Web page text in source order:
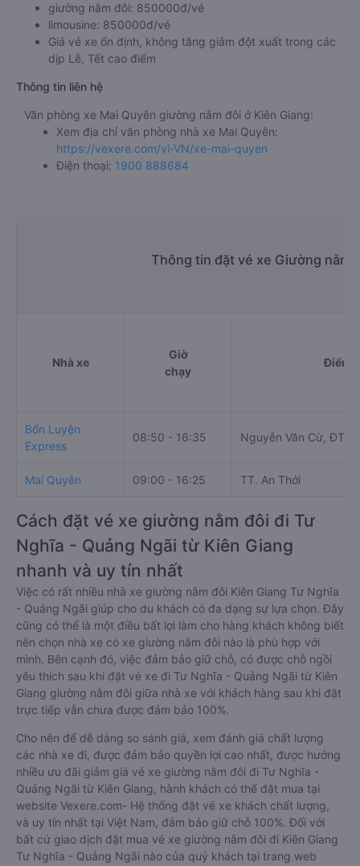
giường nằm đôi: 850000đ/vé
limousine: 850000đ/vé
Giá vé xe ổn định, không tăng giảm đột xuất trong các
dịp Lễ, Tết cao điểm
Thông tin liên hệ
Văn phòng xe Mai Quyên giường nằm đôi ở Kiên Giang:
Xem địa chỉ văn phòng nhà xe Mai Quyên:
https://vexere.com/vi-VN/xe-mai-quyen
Điện thoại: 1900 888684
Thông tin đặt vé xe Giường nằm
Nhà xe
Giờ
chạy
Điểm
Bốn Luyện
Express
08:50 - 16:35 Nguyễn Văn Cừ, ĐT46
Mai Quyên 09:00 - 16:25 TT. An Thới
Cách đặt vé xe giường nằm đôi đi Tư
Nghĩa - Quảng Ngãi từ Kiên Giang
nhanh và uy tín nhất
Việc có rất nhiều nhà xe giường nằm đôi Kiên Giang Tư Nghĩa
- Quảng Ngãi giúp cho du khách có đa dạng sự lựa chọn. Đây
cũng có thể là một điều bất lợi làm cho hàng khách không biết
nên chọn nhà xe có xe giường nằm đôi nào là phù hợp với
mình. Bên cạnh đó, việc đảm bảo giữ chỗ, có được chỗ ngồi
yêu thích sau khi đặt vé xe đi Tư Nghĩa - Quảng Ngãi từ Kiên
Giang giường nằm đôi giữa nhà xe với khách hàng sau khi đặt
trực tiếp vẫn chưa được đảm bảo 100%.
Cho nên để dễ dàng so sánh giá, xem đánh giá chất lượng
các nhà xe đi, được đảm bảo quyền lợi cao nhất, được hưởng
nhiều ưu đãi giảm giá vé xe giường nằm đôi đi Tư Nghĩa -
Quảng Ngãi từ Kiên Giang, hành khách có thể đặt mua tại
website Vexere.com- Hệ thống đặt vé xe khách chất lượng,
và uy tín nhất tại Việt Nam, đảm bảo giữ chỗ 100%. Đối với
bất cứ giao dịch đặt mua vé xe giường nằm đôi đi Kiên Giang
Tư Nghĩa - Quảng Ngãi nào của quý khách tại trang web